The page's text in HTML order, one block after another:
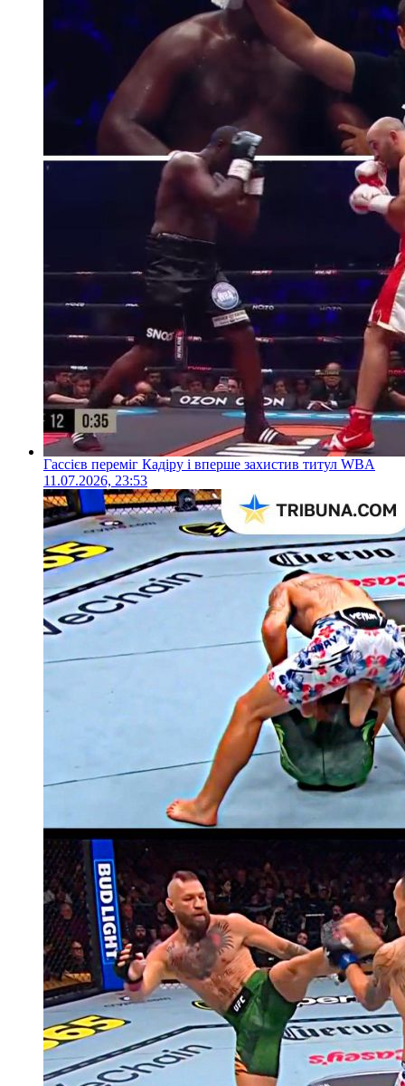
Гассієв переміг Кадіру і вперше захистив титул WBA
11.07.2026, 23:53